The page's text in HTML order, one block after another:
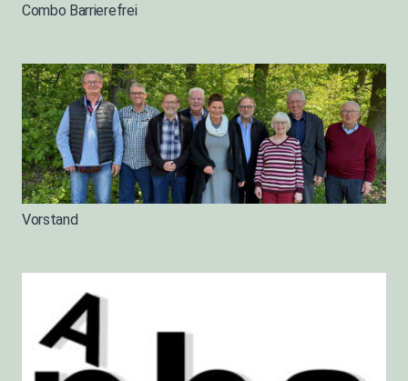
Combo Barrierefrei
Vorstand